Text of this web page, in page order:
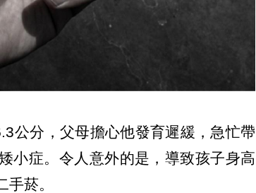
公分，父母擔心他發育遲緩，急忙帶
小症。令人意外的是，導致孩子身高
菸。